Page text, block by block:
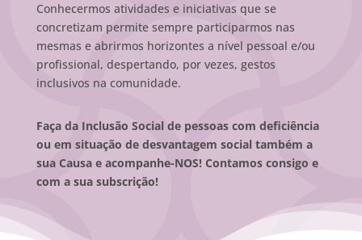
Conhecermos atividades e iniciativas que se
concretizam permite sempre participarmos nas
mesmas e abrirmos horizontes a nível pessoal e/ou
profissional, despertando, por vezes, gestos
inclusivos na comunidade.
Faça da Inclusão Social de pessoas com deficiência
ou em situação de desvantagem social também a
sua Causa e acompanhe-NOS! Contamos consigo e
com a sua subscrição!